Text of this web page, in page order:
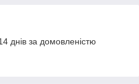
днів за домовленістю